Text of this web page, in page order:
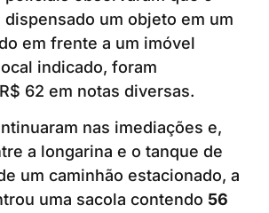
dispensado um objeto em um
em frente a um imóvel
indicado, foram
62 em notas diversas.
nas imediações e,
a longarina e o tanque de
um caminhão estacionado, a
uma sacola contendo 56